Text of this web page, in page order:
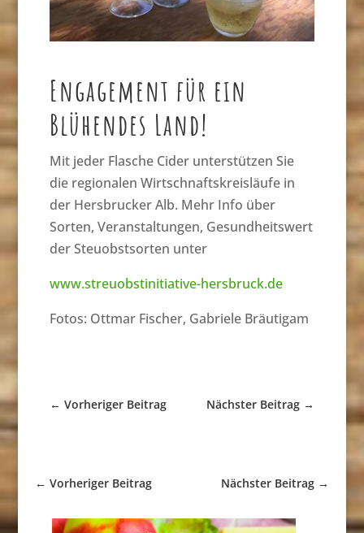
Engagement für ein
Blühendes Land!
Mit jeder Flasche Cider unterstützen Sie
die regionalen Wirtschnaftskreisläufe in
der Hersbrucker Alb. Mehr Info über
Sorten, Veranstaltungen, Gesundheitswert
der Steuobstsorten unter
www.streuobstinitiative-hersbruck.de
Fotos: Ottmar Fischer, Gabriele Bräutigam
← Vorheriger Beitrag Nächster Beitrag →
← Vorheriger Beitrag Nächster Beitrag →